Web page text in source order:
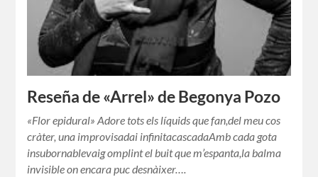
Reseña de «Arrel» de Begonya Pozo
«Flor epidural» Adore tots els líquids que fan,del meu cos
cràter, una improvisadai infinitacascadaAmb cada gota
insubornablevaig omplint el buit que m’espanta,la balma
invisible on encara puc desnàixer….